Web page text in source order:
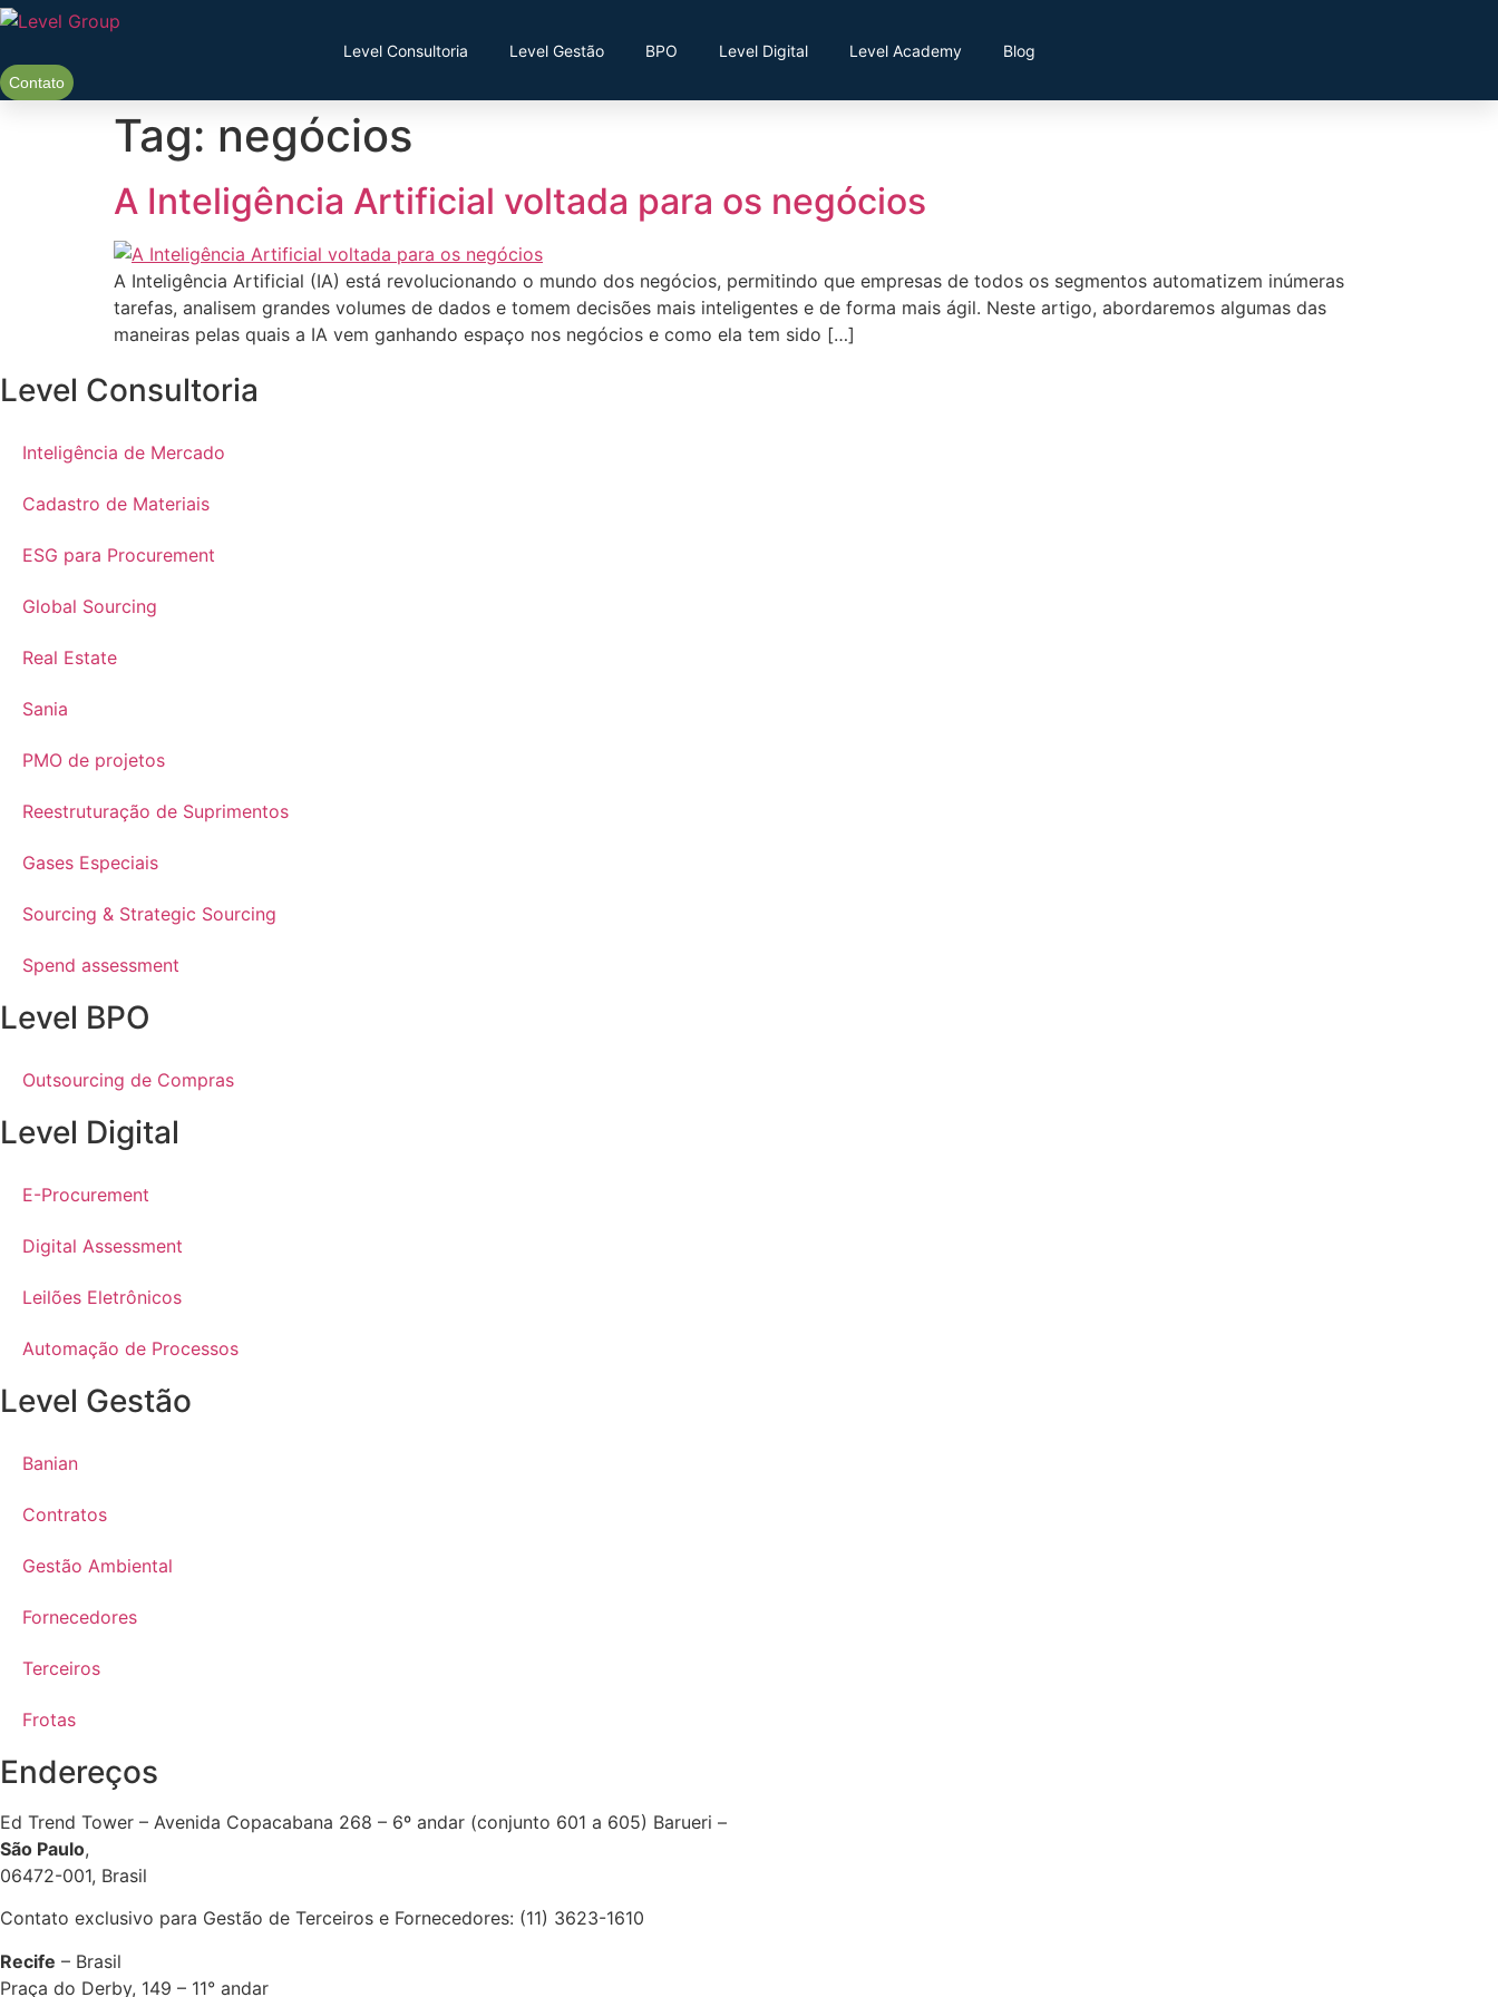
Ir
o
conteúdo
Level Consultoria Level Gestão BPO Level Digital Level Academy Blog
Contato
Tag: negócios
A Inteligência Artificial voltada para os negócios
A Inteligência Artificial (IA) está revolucionando o mundo dos negócios, permitindo que empresas de todos os segmentos automatizem inúmeras
tarefas, analisem grandes volumes de dados e tomem decisões mais inteligentes e de forma mais ágil. Neste artigo, abordaremos algumas das
maneiras pelas quais a IA vem ganhando espaço nos negócios e como ela tem sido […]
Level Consultoria
Inteligência de Mercado
Cadastro de Materiais
ESG para Procurement
Global Sourcing
Real Estate
Sania
PMO de projetos
Reestruturação de Suprimentos
Gases Especiais
Sourcing & Strategic Sourcing
Spend assessment
Level BPO
Outsourcing de Compras
Level Digital
E-Procurement
Digital Assessment
Leilões Eletrônicos
Automação de Processos
Level Gestão
Banian
Contratos
Gestão Ambiental
Fornecedores
Terceiros
Frotas
Endereços
Ed Trend Tower – Avenida Copacabana 268 – 6º andar (conjunto 601 a 605) Barueri –
São Paulo,
06472-001, Brasil
Contato exclusivo para Gestão de Terceiros e Fornecedores: (11) 3623-1610
Recife – Brasil
Praça do Derby, 149 – 11° andar